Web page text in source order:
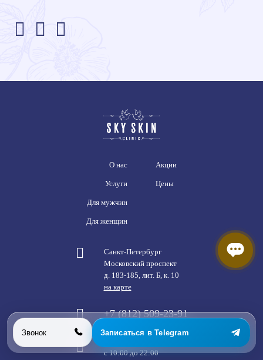
О нас
Услуги
Для мужчин
Для женщин
Акции
Цены
Санкт-Петербург
Московский проспект
д. 183-185, лит. Б, к. 10
на карте
+7 (812) 509-23-91
с 10:00 до 22:00
Звонок Записаться в Telegram